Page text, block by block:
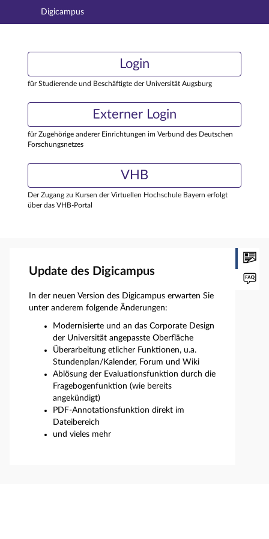
Hauptnavigation
Externer Login
Digicampus
Login
für Studierende und Beschäftigte der Universität Augsburg
Externer Login
für Zugehörige anderer Einrichtungen im Verbund des Deutschen
Forschungsnetzes
VHB
Der Zugang zu Kursen der Virtuellen Hochschule Bayern erfolgt
über das VHB-Portal
Update des Digicampus
In der neuen Version des Digicampus erwarten Sie
unter anderem folgende Änderungen:
Modernisierte und an das Corporate Design
der Universität angepasste Oberfläche
Überarbeitung etlicher Funktionen, u.a.
Stundenplan/Kalender, Forum und Wiki
Ablösung der Evaluationsfunktion durch die
Fragebogenfunktion (wie bereits
angekündigt)
PDF-Annotationsfunktion direkt im
Dateibereich
und vieles mehr